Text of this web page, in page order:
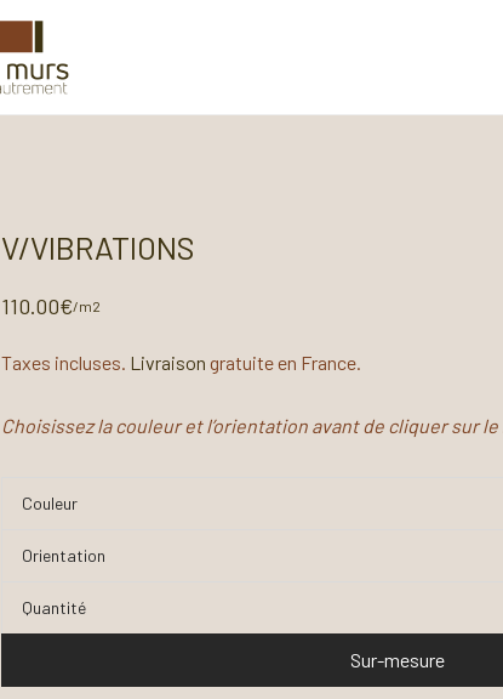
V/VIBRATIONS
110.00€/m2
Taxes incluses. Livraison gratuite en France.
Choisissez la couleur et l’orientation avant de cliquer sur
Couleur
Orientation
Quantité
Sur-mesure